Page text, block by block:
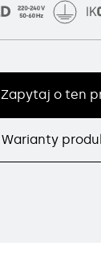
Zapytaj o ten
Warianty